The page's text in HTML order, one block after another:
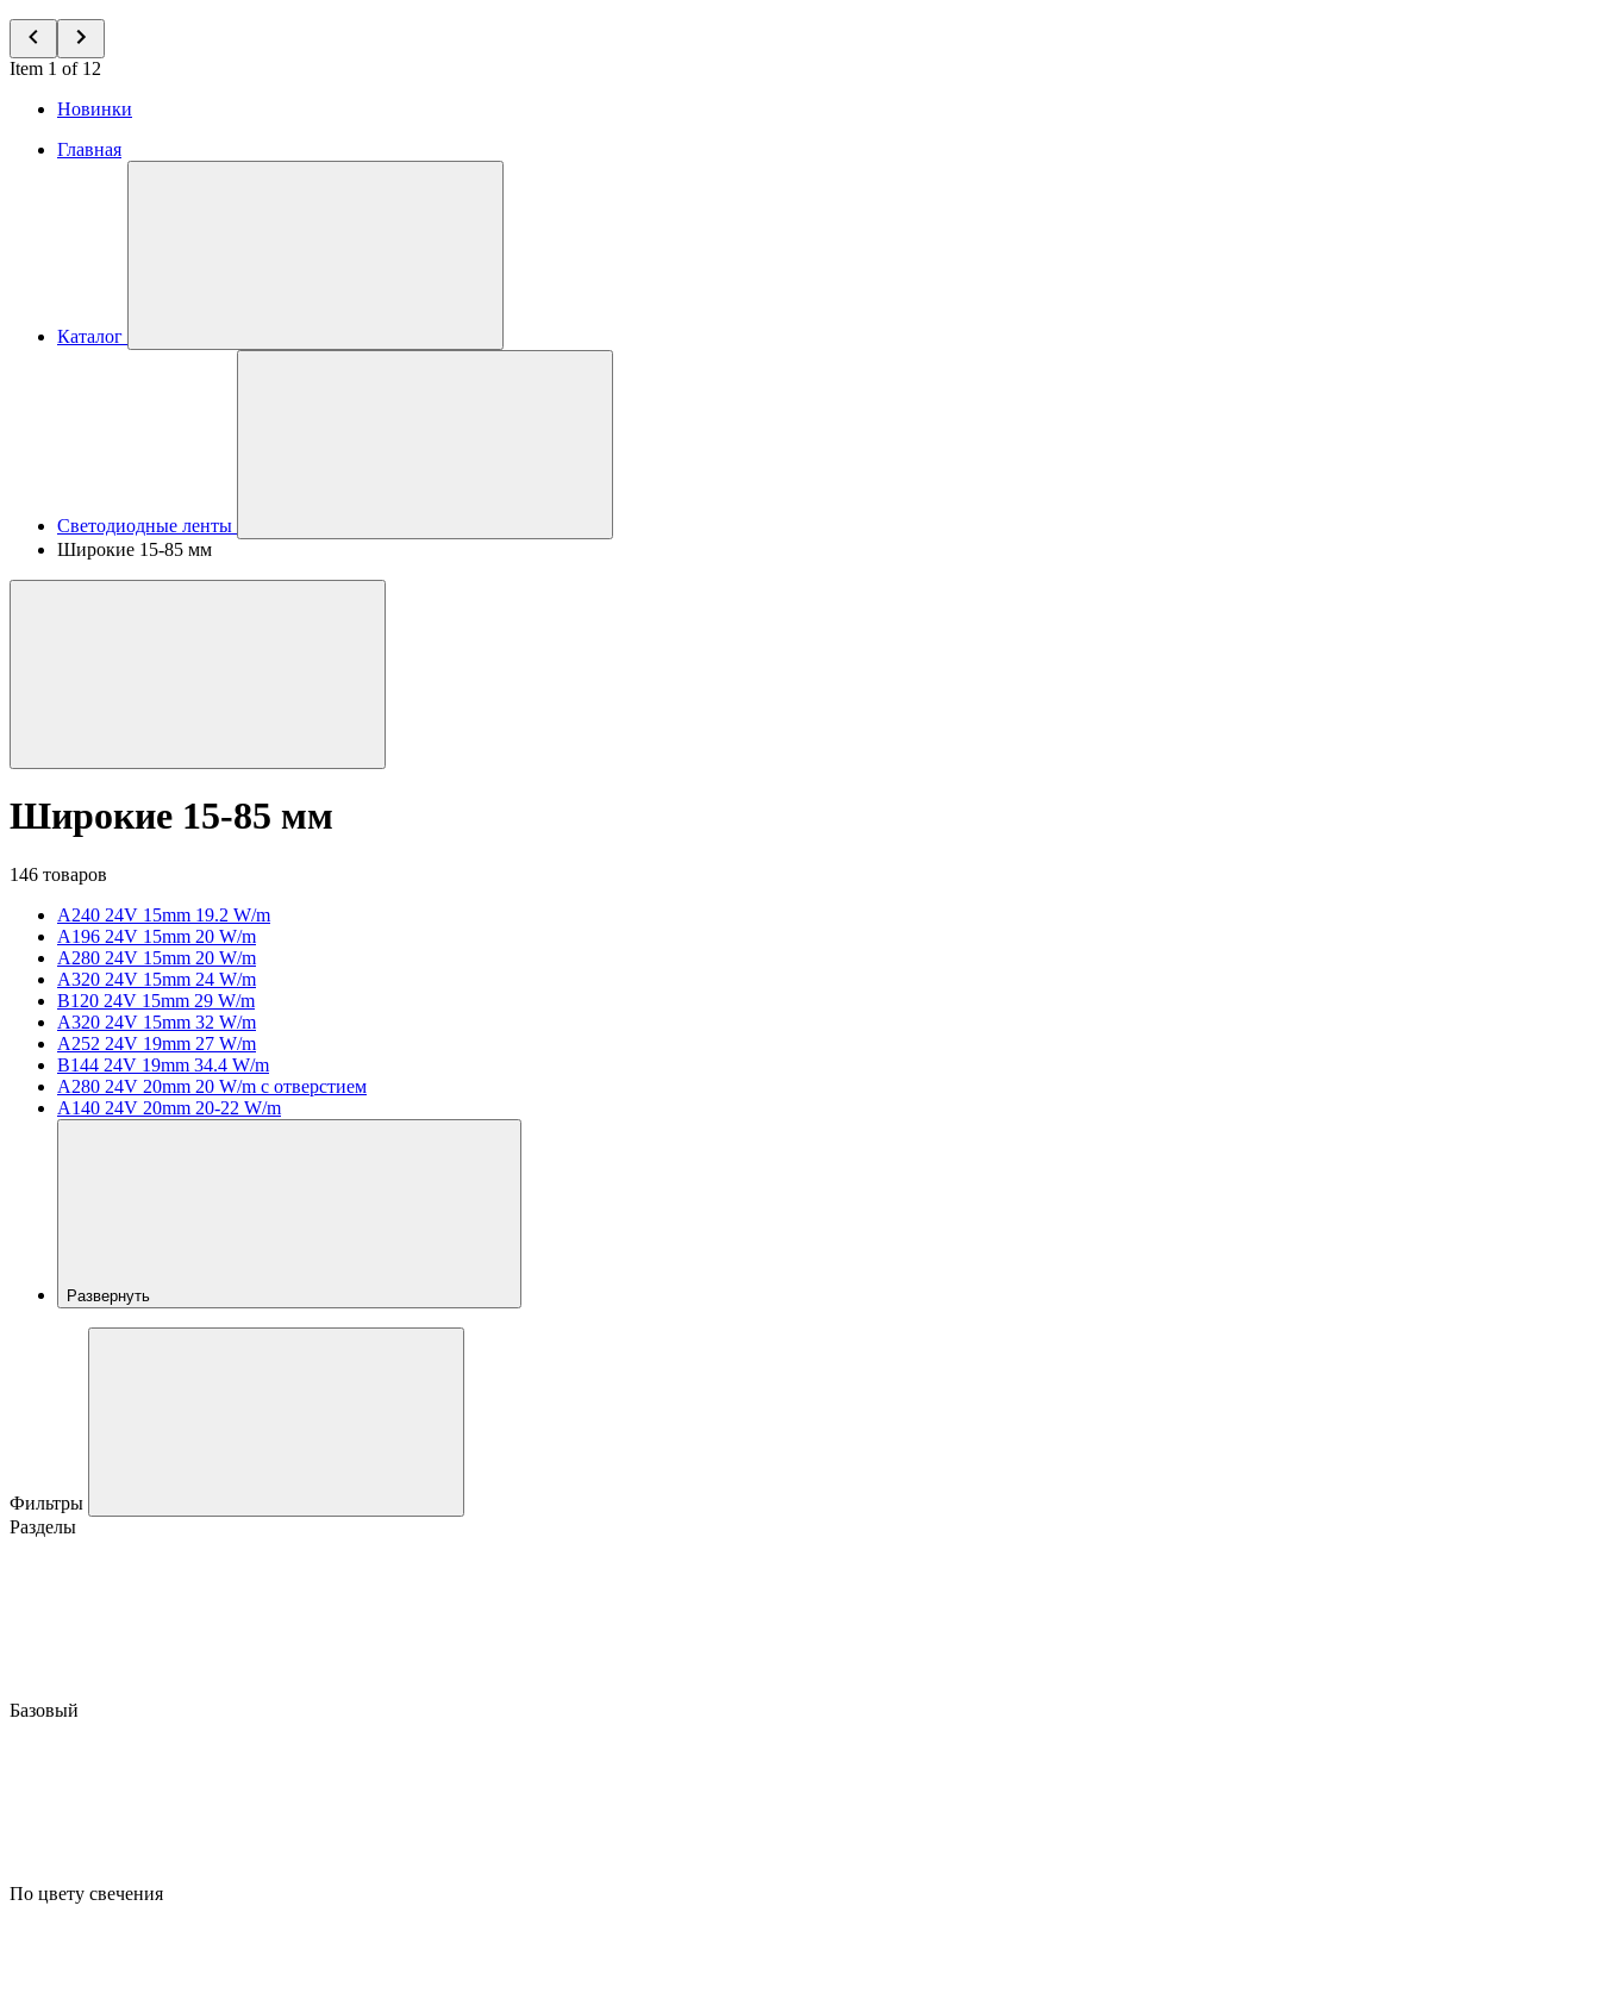
Item 1 of 12
Новинки
Главная
Каталог
Светодиодные ленты
Широкие 15-85 мм
Широкие 15-85 мм
146 товаров
A240 24V 15mm 19.2 W/m
A196 24V 15mm 20 W/m
A280 24V 15mm 20 W/m
A320 24V 15mm 24 W/m
B120 24V 15mm 29 W/m
A320 24V 15mm 32 W/m
A252 24V 19mm 27 W/m
B144 24V 19mm 34.4 W/m
A280 24V 20mm 20 W/m с отверстием
A140 24V 20mm 20-22 W/m
Развернуть
Фильтры
Разделы
Базовый
По цвету свечения